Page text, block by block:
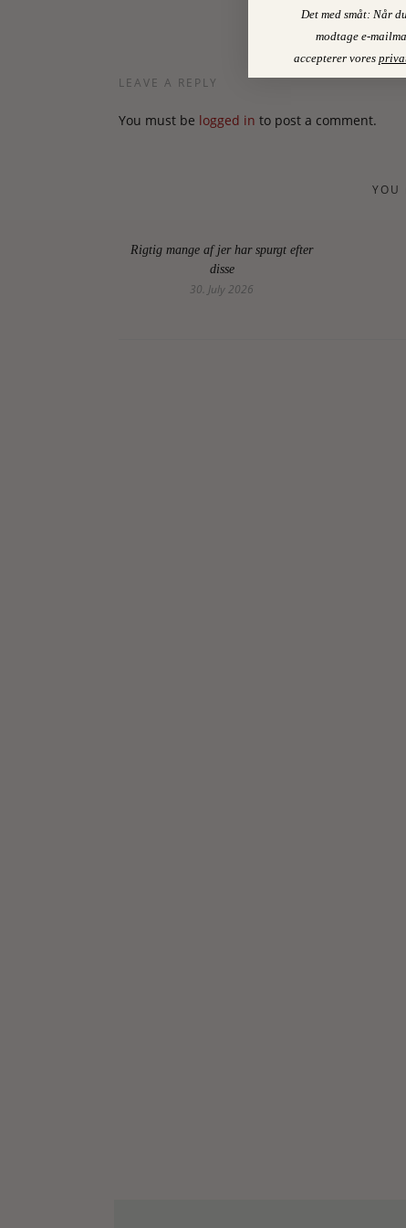
LEAVE A REPLY
You must be logged in to post a comment.
YOU
Rigtig mange af jer har spurgt efter
disse
30. July 2026
Det med småt: Når
modtage e-
accepterer vores